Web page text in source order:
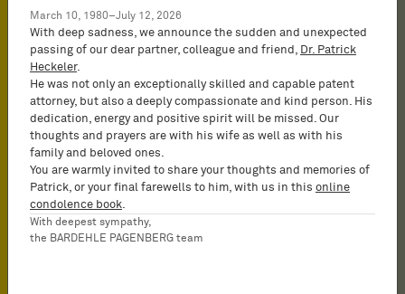
ュンヘン）でドイツ弁理士および
欧州特許弁理士
2015年
ドイツの弁理士実務を行う認可を
取得
2012年
2012年 - 2014
March 10, 1980–July 12, 2026
With deep sadness, we announce the sudden and unexpected
passing of our dear partner, colleague and friend,
Dr. Patrick
Heckeler.
He was not only an exceptionally skilled and capable patent
attorney, but also a deeply compassionate and kind person. His
dedication, energy and positive spirit will be missed. Our
thoughts and prayers are with his wife as well as with his
family and beloved ones.
You are warmly invited to share your thoughts and memories of
Patrick, or your final farewells to him, with us in this online
condolence book
With deepest sympathy,
the BARDEHLE PAGENBERG team